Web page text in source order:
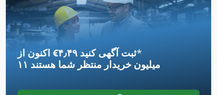
اکنون از ‎€۴٫۴۹ ثبت آگهی کنید*
۱۱ میلیون خریدار منتظر شما هستند